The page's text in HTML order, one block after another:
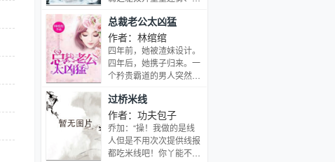
有的危机
茶小酥：打死越见春和那
个龟孙儿！！！】越见春
和=奶茶小酥=阮风和老师
立正敬礼=季小礼阅读指
南：小受自以为小攻欺骗
自己感情，开小号决定干
死他个龟孙。谁知道新收
的徒弟又是小攻的小
号………
梦想，也是绮丽华美的未
来。再后来。“陆总，您
能客观评价一下顾先生
吗？”“对不起，他是我爱
人，我客观不了。”
————————商战
+品牌+时尚圈，关于年
轻、成长、梦想、事业和
最好的爱情。
案、扶持新君所进行的复
仇故事。从阳刚的侧面反
映了男人之间的义薄云
天、情义千秋，吟诵了一
曲热血男儿的蜕变之歌。
笙、李雪联合执导，胡
歌、王凯、刘涛等主演，
于2015年9月19日火热播
出。
总裁老公太凶猛
作者：林绾绾
四年前，她被渣妹设计。
四年后，她携子归来。一
个矜贵霸道的男人突然闯
的爸爸是谁？”一个缩小
版的他突然跳出来，“哪
来的男人，敢抢小爷女
神！”“……”萧夜凌，“女
人，偷生我儿子，知道什
过桥米线
作者：功夫包子
乔加：“操！我做的是线
人但是不用次次提供线报
都吃米线吧！你丫能不能